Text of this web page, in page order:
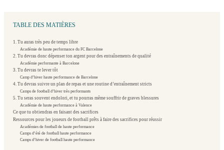
TABLE DES MATIÈRES
1. Tu auras très peu de temps libre
Académie de haute performance du FC Barcelone
2. Tu devras donc dépenser ton argent pour des entraînements de qualité
Académie performante à Barcelone
3. Tu devras te lever tôt
Camp d’hiver haute performance de Barcelone
4. Tu devras suivre un plan de repas et une routine d’entraînement stricts
Camps de football d’hiver très performants
5. Tu seras souvent endolori, et tu pourras même souffrir de graves blessures
Académie de haute performance à Valence
Ce que tu obtiendras en faisant des sacrifices
Ressources pour les joueurs de football prêts à faire des sacrifices pour réussir
Académies de football de haute performance
Camps d’été de football haute performance
Camps d’hiver de football haute performance